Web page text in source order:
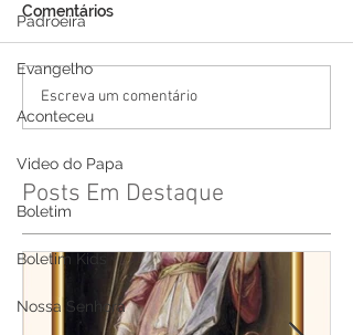
Padroeira
Evangelho
Aconteceu
Video do Papa
Boletim
Boletim Kids
Nossa Senhora
Comentários
Escreva um comentário
Posts Em Destaque